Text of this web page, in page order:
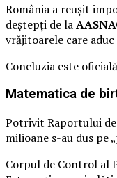
România a reușit
deștepți de la
vrăjitoarele care
Concluzia este
Matematica de
Potrivit Raportului de
milioane s-au dus pe
Corpul de Control al